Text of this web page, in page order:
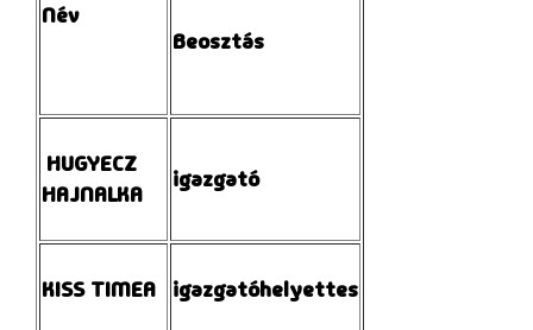
Név
Beosztás
HUGYECZ
HAJNALKA
igazgató
KISS TIMEA igazgatóhelyettes